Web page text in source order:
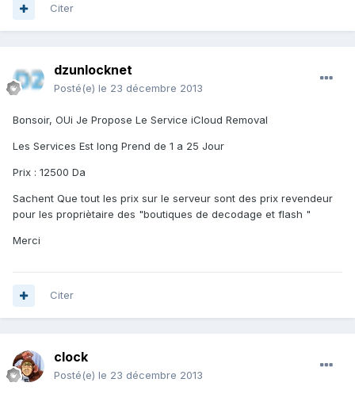
Citer
dzunlocknet
Posté(e) le 23 décembre 2013
Bonsoir, OUi Je Propose Le Service iCloud Removal
Les Services Est long Prend de 1 a 25 Jour
Prix : 12500 Da
Sachent Que tout les prix sur le serveur sont des prix revendeur
pour les propriètaire des "boutiques de decodage et flash "
Merci
Citer
clock
Posté(e) le 23 décembre 2013